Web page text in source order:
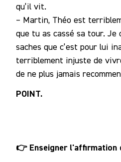
qu’il vit.
– Martin, Théo est
que tu as cassé sa tour. Je
saches que c’est pour lui
terriblement injuste de
de ne plus jamais
POINT.
👉 Enseigner l'affirmation